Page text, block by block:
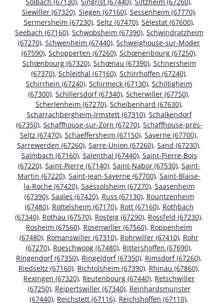
Siewiller (67320), Siegen (67160), Sessenheim (67770),
Sermersheim (67230), Seltz (67470), Sélestat (67600),
Seebach (67160), Schwobsheim (67390), Schwindratzheim
(67270), Schwenheim (67440), Schweighouse-sur-Moder
(67590), Schopperten (67260), Schœnenbourg (67250),
Schœnbourg (67320), Schœnau (67390), Schnersheim
(67370), Schleithal (67160), Schirrhoffen (67240),
Schirrhein (67240), Schirmeck (67130), Schiltigheim
(67300), Schillersdorf (67340), Scherwiller (67750),
Scherlenheim (67270), Scheibenhard (67630),
Scharrachbergheim-Irmstett (67310), Schalkendorf
(67350), Schaffhouse-sur-Zorn (67270), Schaffhouse-près-
Seltz (67470), Schaeffersheim (67150), Saverne (67700),
Sarrewerden (67260), Sarre-Union (67260), Sand (67230),
Salmbach (67160), Salenthal (67440), Saint-Pierre-Bois
(67220), Saint-Pierre (67140), Saint-Nabor (67530), Saint-
Martin (67220), Saint-Jean-Saverne (67700), Saint-Blaise-
la-Roche (67420), Saessolsheim (67270), Saasenheim
(67390), Saales (67420), Russ (67130), Rountzenheim
(67480), Rottelsheim (67170), Rott (67160), Rothbach
(67340), Rothau (67570), Rosteig (67290), Rossfeld (67230),
Rosheim (67560), Rosenwiller (67560), Roppenheim
(67480), Romanswiller (67310), Rohrwiller (67410), Rohr
(67270), Roeschwoog (67480), Rittershoffen (67690),
Ringendorf (67350), Ringeldorf (67350), Rimsdorf (67260),
Riedseltz (67160), Richtolsheim (67390), Rhinau (67860),
Rexingen (67320), Reutenbourg (67440), Retschwiller
(67250), Reipertswiller (67340), Reinhardsmunster
(67440), Reichstett (67116), Reichshoffen (67110),